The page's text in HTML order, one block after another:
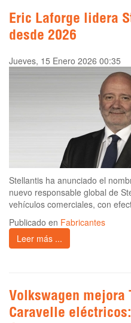
Eric Laforge lidera
desde 2026
Jueves, 15 Enero 2026 00:35
Stellantis ha anunciado el
nuevo responsable global de
vehículos comerciales, con
Publicado en Fabricantes
Leer más ...
Volkswagen mejora
Caravelle